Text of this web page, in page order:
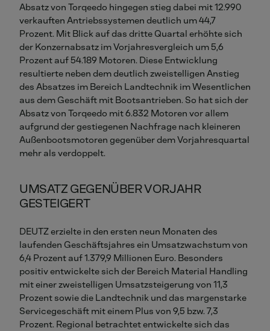
Absatz von Torqeedo hingegen stieg dabei mit 12.990
verkauften Antriebssystemen deutlich um 44,7
Prozent. Mit Blick auf das dritte Quartal erhöhte sich
der Konzernabsatz im Vorjahresvergleich um 5,6
Prozent auf 54.189 Motoren. Diese Entwicklung
resultierte neben dem deutlich zweistelligen Anstieg
des Absatzes im Bereich Landtechnik im Wesentlichen
aus dem Geschäft mit Bootsantrieben. So hat sich der
Absatz von Torqeedo mit 6.832 Motoren vor allem
aufgrund der gestiegenen Nachfrage nach kleineren
Außenbootsmotoren gegenüber dem Vorjahresquartal
mehr als verdoppelt.
UMSATZ GEGENÜBER VORJAHR
GESTEIGERT
DEUTZ erzielte in den ersten neun Monaten des
laufenden Geschäftsjahres ein Umsatzwachstum von
6,4 Prozent auf 1.379,9 Millionen Euro. Besonders
positiv entwickelte sich der Bereich Material Handling
mit einer zweistelligen Umsatzsteigerung von 11,3
Prozent sowie die Landtechnik und das margenstarke
Servicegeschäft mit einem Plus von 9,5 bzw. 7,3
Prozent. Regional betrachtet entwickelte sich das